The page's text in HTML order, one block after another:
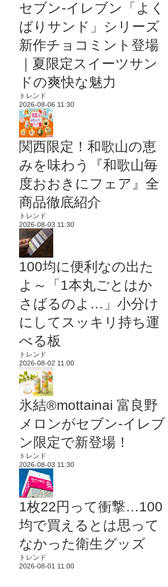
セブン‐イレブン「よく
ばりサンド」シリーズ
新作チョコミント登場
｜夏限定スイーツサン
ドの爽快な魅力
トレンド
2026-08-06 11:30
関西限定！和歌山の恵
みを味わう『和歌山毎
度おおきにフェア』全
商品徹底紹介
トレンド
2026-08-03 11:30
100均に便利なの出た
よ～「1本丸ごとはか
さばるのよ…」小分け
にしてスッキリ持ち運
べる板
トレンド
2026-08-02 11:00
氷結®mottainai 富良野
メロンがセブン‐イレブ
ン限定で新登場！
トレンド
2026-08-03 11:30
1枚22円って衝撃…100
均で買えるとは思って
なかった衛生グッズ
トレンド
2026-08-01 11:00